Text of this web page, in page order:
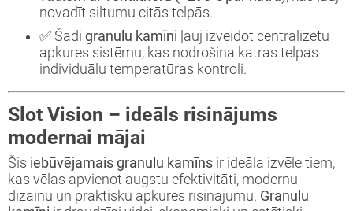
novadīt siltumu citās telpās.
✅ Šādi granulu kamīni ļauj izveidot centralizētu
apkures sistēmu, kas nodrošina katras telpas
individuālu temperatūras kontroli.
Slot Vision – ideāls risinājums
modernai mājai
Šis iebūvējamais granulu kamīns ir ideāla izvēle tiem,
kas vēlas apvienot augstu efektivitāti, modernu
dizainu un praktisku apkures risinājumu. Granulu